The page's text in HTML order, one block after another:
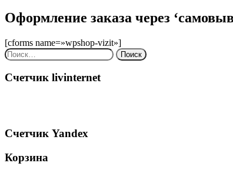
Оформление заказа через
[cforms name=»wpshop-vizit»]
Найти:
Счетчик livinternet
Счетчик Yandex
Корзина